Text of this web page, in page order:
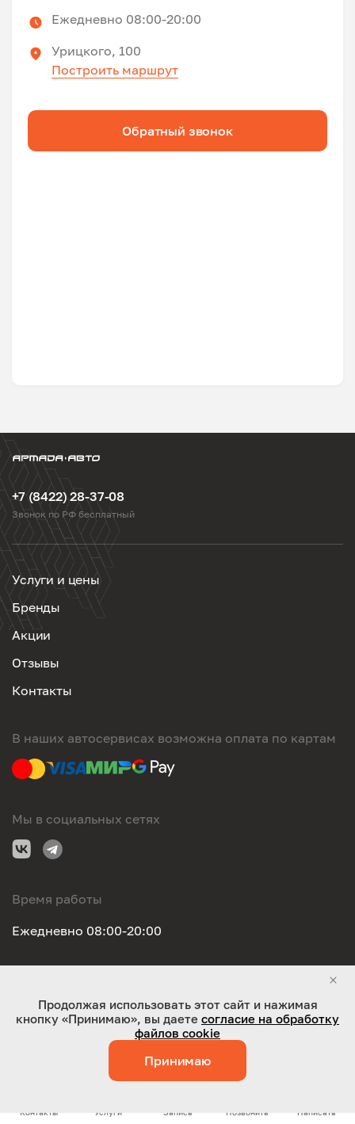
Ежедневно 08:00-20:00
Урицкого, 100
Построить маршрут
Обратный звонок
Контакты Услуги Запись Позвонить Написать
+7 (8422) 28-37-08
Звонок по РФ бесплатный
Услуги и цены
Бренды
Акции
Отзывы
Контакты
В наших автосервисах возможна оплата по картам
Мы в социальных сетях
Время работы
Ежедневно 08:00-20:00
ООО "Оригинал-сервис". Все права защищены 2026
Работает на технологиях:Jaky
Продолжая использовать этот сайт и нажимая
кнопку «Принимаю», вы даете согласие на обработку
файлов cookie
Принимаю